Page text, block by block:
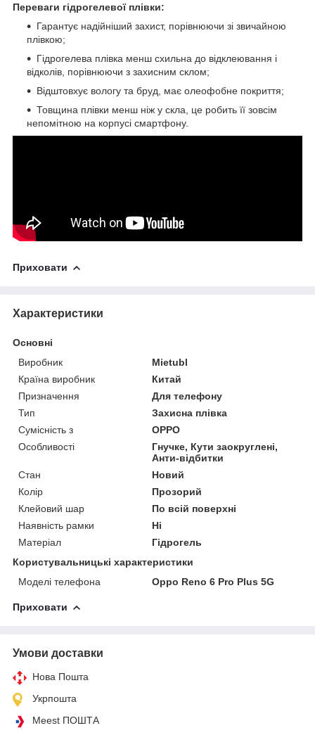
Переваги гідрогелевої плівки:
Гарантує надійніший захист, порівнюючи зі звичайною
плівкою;
Гідрогелева плівка менш схильна до відклеювання і
відколів, порівнюючи з захисним склом;
Відштовхує вологу та бруд, має олеофобне покриття;
Товщина плівки менш ніж у скла, це робить її зовсім
непомітною на корпусі смартфону.
Приховати
Характеристики
Основні
Виробник
Mietubl
Країна виробник
Китай
Призначення
Для телефону
Тип
Захисна плівка
Сумісність з
OPPO
Особливості
Гнучке, Кути заокруглені,
Анти-відбитки
Стан
Новий
Колір
Прозорий
Клейовий шар
По всій поверхні
Наявність рамки
Ні
Матеріал
Гідрогель
Користувальницькі характеристики
Моделі телефона
Oppo Reno 6 Pro Plus 5G
Приховати
Умови доставки
Нова Пошта
Укрпошта
Meest ПОШТА